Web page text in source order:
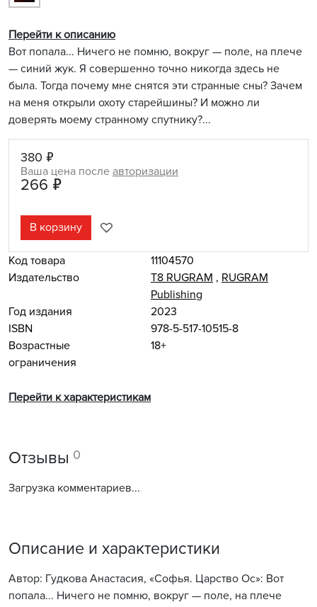
Вот попала... Ничего не помню, вокруг — поле, на плече
— синий жук. Я совершенно точно никогда здесь не
была. Тогда почему мне снятся эти странные сны? Зачем
на меня открыли охоту старейшины? И можно ли
доверять моему странному спутнику?...
Перейти к описанию
380 ₽
Ваша цена после авторизации
266 ₽
В корзину
Код товара
11104570
Издательство
Т8 RUGRAM , RUGRAM
Publishing
Год издания
2023
ISBN
978-5-517-10515-8
Возрастные
ограничения
18+
Перейти к характеристикам
Отзывы 0
Загрузка комментариев...
Описание и характеристики
Автор: Гудкова Анастасия, «Софья. Царство Ос»: Вот
попала... Ничего не помню, вокруг — поле, на плече